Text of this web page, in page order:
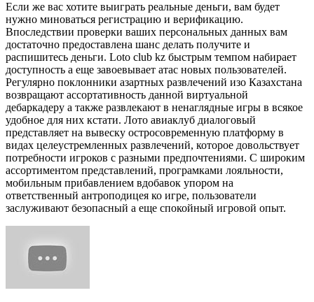
Если же вас хотите выиграть реальные деньги, вам будет
нужно миноваться регистрацию и верификацию.
Впоследствии проверки ваших персональных данных вам
достаточно предоставлена шанс делать получите и
распишитесь деньги. Loto club kz быстрым темпом набирает
доступность а еще завоевывает атас новых пользователей.
Регулярно поклонники азартных развлечений изо Казахстана
возвращают ассортативность данной виртуальной
дебаркадеру а также развлекают в ненаглядные игры в всякое
удобное для них кстати. Лото авиаклуб диалоговый
представляет на вывеску остросовременную платформу в
видах целеустремленных развлечений, которое довольствует
потребности игроков с разными предпочтениями. С широким
ассортиментом представлений, програмками лояльности,
мобильным прибавлением вдобавок упором на
ответственный антроподицея ко игре, пользователи
заслуживают безопасный а еще спокойный игровой опыт.